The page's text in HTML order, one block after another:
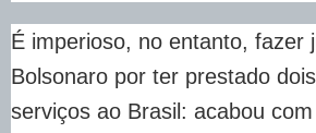
É imperioso, no entanto, fazer
Bolsonaro por ter prestado
serviços ao Brasil: acabou